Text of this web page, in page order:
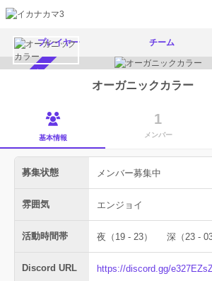
プレイヤー チーム
オーガニックカラー
基本情報
1
メンバー
募集状態 メンバー募集中
雰囲気 エンジョイ
活動時間帯 夜（19 - 23） 深（23 - 03
Discord URL https://discord.gg/